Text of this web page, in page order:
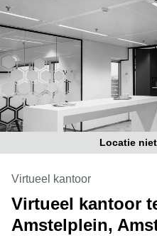
Tilburg
Zwolle
Amsterdam
Westpoort
Business
center
Hilversum
Business
center
Den
Haag
space
Arnhem
Kantoorruimte
Locatie
Virtueel kantoor
Virtueel kantoor
Amstelplein,